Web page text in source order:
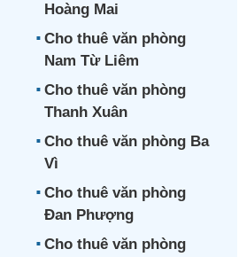
Hoàng Mai
Cho thuê văn phòng
Nam Từ Liêm
Cho thuê văn phòng
Thanh Xuân
Cho thuê văn phòng Ba
Vì
Cho thuê văn phòng
Đan Phượng
Cho thuê văn phòng